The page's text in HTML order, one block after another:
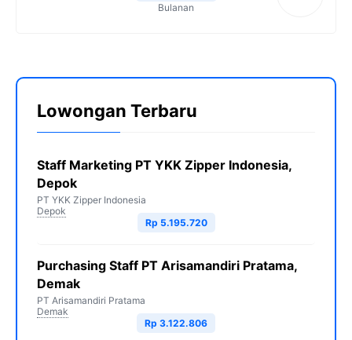
Bulanan
Lowongan Terbaru
Staff Marketing PT YKK Zipper Indonesia,
Depok
PT YKK Zipper Indonesia
Depok
Rp 5.195.720
Purchasing Staff PT Arisamandiri Pratama,
Demak
PT Arisamandiri Pratama
Demak
Rp 3.122.806